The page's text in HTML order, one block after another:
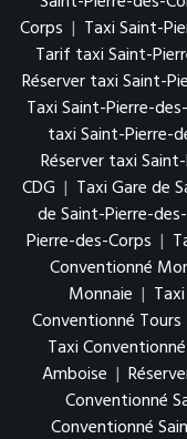
Corps | Taxi Saint-
Tarif taxi Saint-
Réserver taxi Saint-
Taxi Saint-Pierre-
taxi Saint-Pierre-
Réserver taxi
CDG | Taxi Gare de
de Saint-Pierre-
Pierre-des-Corps |
Conventionné
Monnaie |
Conventionné Tours
Taxi
Amboise |
Conventionné
Conventionné